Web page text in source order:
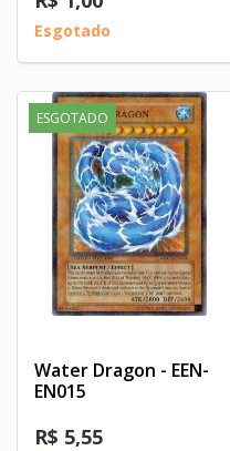
Esgotado
ESGOTADO
Water Dragon - EEN-
EN015
R$ 5,55